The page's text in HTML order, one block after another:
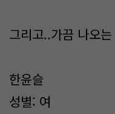
그리고..가끔 나오
한윤슬
성별: 여